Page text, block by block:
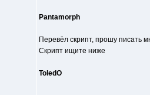
Pantamorph
Перевёл скрипт, прошу писать
Скрипт ищите ниже
ToledO